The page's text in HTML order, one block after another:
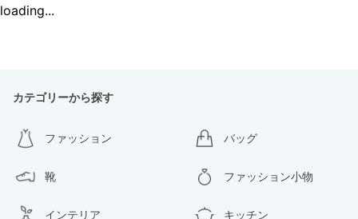
loading...
カテゴリーから探す
ファッション バッグ
靴 ファッション小物
インテリア キッチン